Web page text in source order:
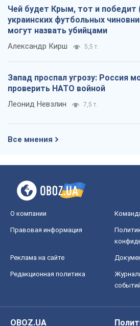
Чей будет Крым, тот и победит
украинских футбольных
могут назвать убийцами
Александр Кирш 5,5 т.
Запад проспал угрозу: Россия
проверить НАТО войной
Леонид Невзлин 7,5 т.
Все мнения
О компании
Правовая информация
Реклама на сайте
Редакционная политика
OBOZ.UA